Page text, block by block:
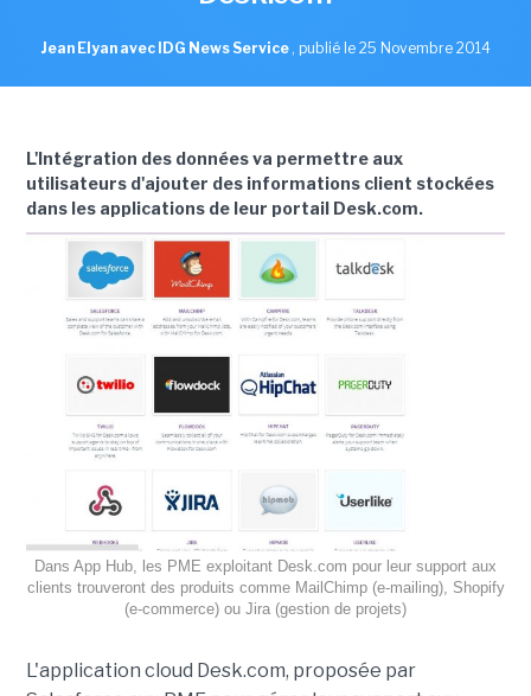
Jean Elyan avec IDG News Service , publié le 25 Novembre 2014
L'Intégration des données va permettre aux
utilisateurs d'ajouter des informations client stockées
dans les applications de leur portail Desk.com.
Dans App Hub, les PME exploitant Desk.com pour leur support aux
clients trouveront des produits comme MailChimp (e-mailing), Shopify
(e-commerce) ou Jira (gestion de projets)
L'application cloud Desk.com, proposée par